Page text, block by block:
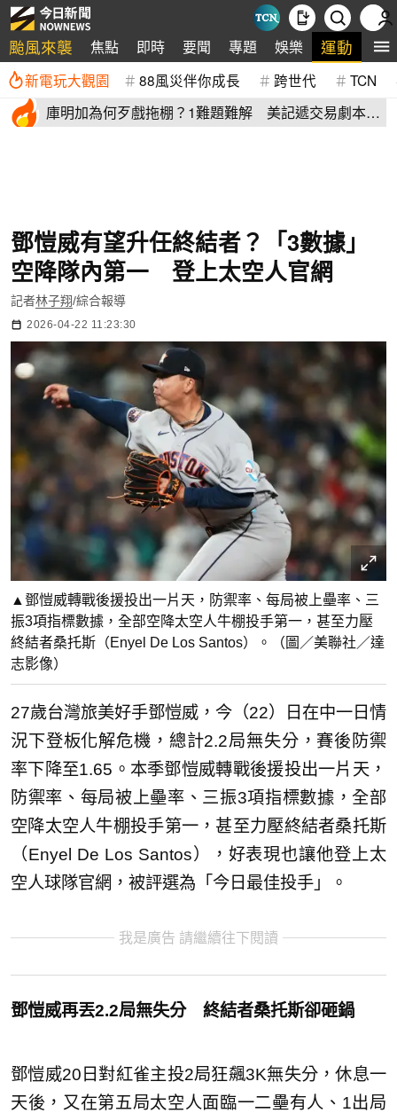
颱風來襲 焦點 即時 要聞 專題 娛樂 運動 全
新電玩大觀園 88風災伴你成長 跨世代 TCN
庫明加為何歹戲拖棚？1難題難解 美記遞交易劇本：
鄧愷威有望升任終結者？「3數據」
空降隊內第一 登上太空人官網
記者林子翔/綜合報導
2026-04-22 11:23:30
▲鄧愷威轉戰後援投出一片天，防禦率、每局被上壘率、三
振3項指標數據，全部空降太空人牛棚投手第一，甚至力壓
終結者桑托斯（Enyel De Los Santos）。（圖／美聯社／達
志影像）
27歲台灣旅美好手鄧愷威，今（22）日在中一日情
況下登板化解危機，總計2.2局無失分，賽後防禦
率下降至1.65。本季鄧愷威轉戰後援投出一片天，
防禦率、每局被上壘率、三振3項指標數據，全部
空降太空人牛棚投手第一，甚至力壓終結者桑托斯
（Enyel De Los Santos），好表現也讓他登上太
空人球隊官網，被評選為「今日最佳投手」。
我是廣告 請繼續往下閱讀
鄧愷威再丟2.2局無失分 終結者桑托斯卻砸鍋
鄧愷威20日對紅雀主投2局狂飆3K無失分，休息一
天後，又在第五局太空人面臨一二壘有人、1出局